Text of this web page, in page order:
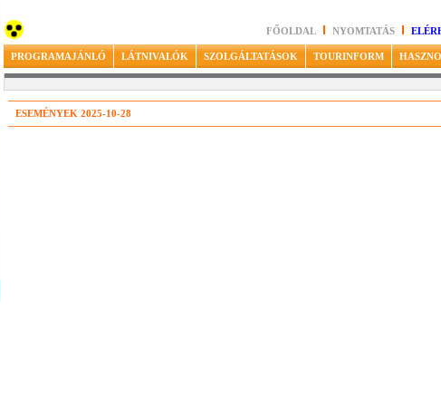
FŐOLDAL NYOMTATÁS
PROGRAMAJÁNLÓ LÁTNIVALÓK SZOLGÁLTATÁSOK TOURINFORM
ESEMÉNYEK 2025-10-28